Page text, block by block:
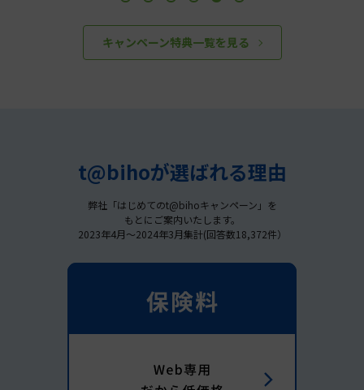
キャンペーン特典一覧を見る
t@bihoが選ばれる理由
弊社「はじめてのt@bihoキャンペーン」を
もとにご案内いたします。
2023年4月～2024年3月集計(回答数18,372件）